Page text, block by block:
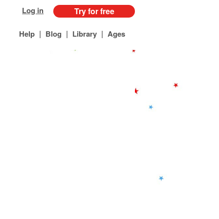
Log in Try for free
Help | Blog | Library | Ages